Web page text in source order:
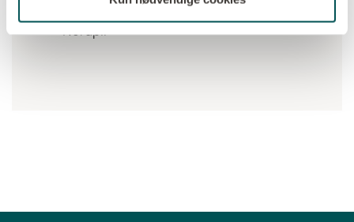
Deltagerens navn
Nordpil